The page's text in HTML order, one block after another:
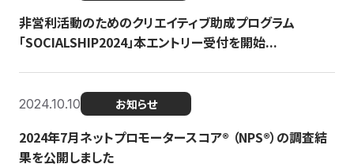
非営利活動のためのクリエイティブ助成プログラム
「SOCIALSHIP2024」本エントリー受付を開始...
2024.10.10 お知らせ
2024年7月ネットプロモータースコア®︎ （NPS®︎）の調査結
果を公開しました